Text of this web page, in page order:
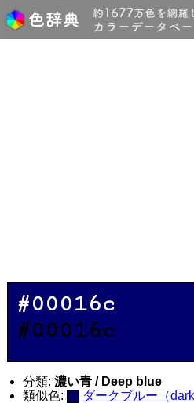
#00016c
#00016c
分類: 濃い青 / Deep blue
類似色:
ダークブルー（